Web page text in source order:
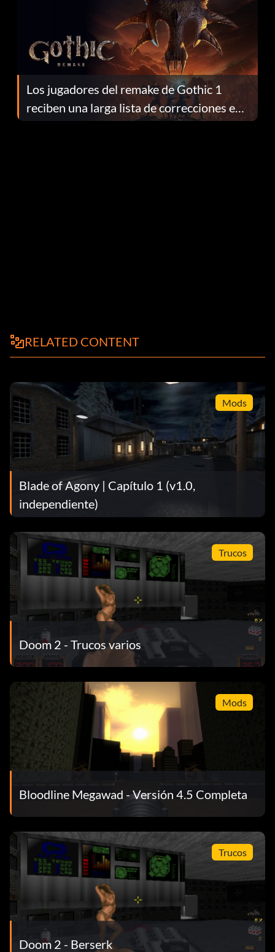
Los jugadores del remake de Gothic 1
reciben una larga lista de correcciones en
el parche 1.0.4
RELATED CONTENT
Mods
Blade of Agony | Capítulo 1 (v1.0,
independiente)
Trucos
Doom 2 - Trucos varios
Mods
Bloodline Megawad - Versión 4.5 Completa
Trucos
Doom 2 - Berserk